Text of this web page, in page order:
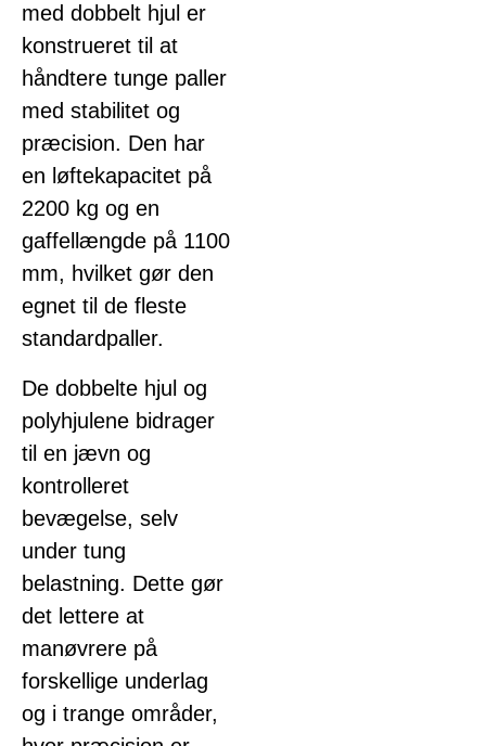
med dobbelt hjul er
konstrueret til at
håndtere tunge paller
med stabilitet og
præcision. Den har
en løftekapacitet på
2200 kg og en
gaffellængde på 1100
mm, hvilket gør den
egnet til de fleste
standardpaller.
De dobbelte hjul og
polyhjulene bidrager
til en jævn og
kontrolleret
bevægelse, selv
under tung
belastning. Dette gør
det lettere at
manøvrere på
forskellige underlag
og i trange områder,